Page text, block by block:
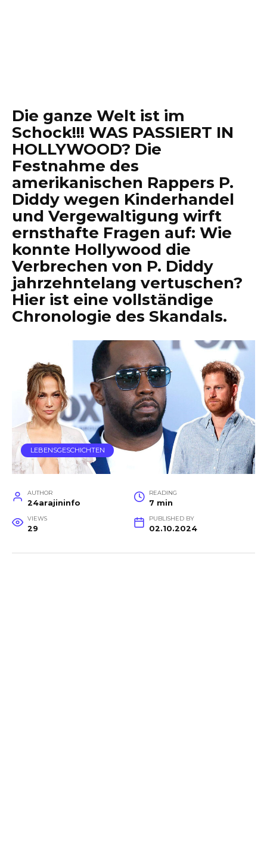
Die ganze Welt ist im
Schock!!! WAS PASSIERT IN
HOLLYWOOD? Die
Festnahme des
amerikanischen Rappers P.
Diddy wegen Kinderhandel
und Vergewaltigung wirft
ernsthafte Fragen auf: Wie
konnte Hollywood die
Verbrechen von P. Diddy
jahrzehntelang vertuschen?
Hier ist eine vollständige
Chronologie des Skandals.
LEBENSGESCHICHTEN
AUTHOR
24arajininfo
READING
7 min
VIEWS
29
PUBLISHED BY
02.10.2024